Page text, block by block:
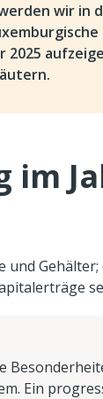
wir in
2025
im
und
Ein